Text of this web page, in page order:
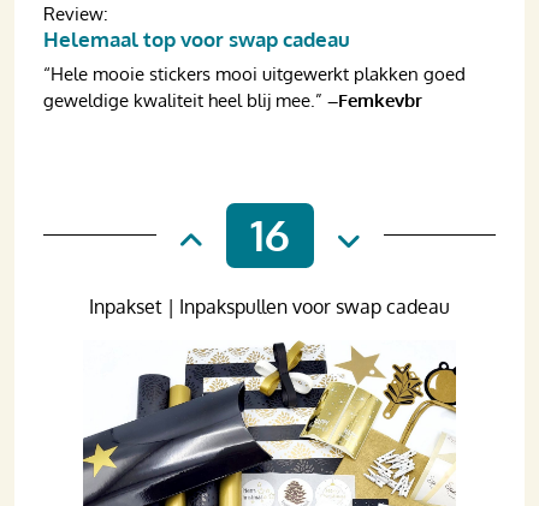
Review:
Helemaal top voor swap cadeau
“Hele mooie stickers mooi uitgewerkt plakken goed
geweldige kwaliteit heel blij mee.” –Femkevbr
16
Inpakset | Inpakspullen voor swap cadeau